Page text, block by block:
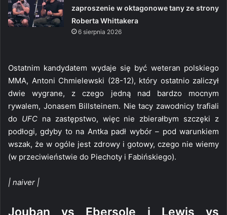
zaproszenie w oktagonowe tany ze strony
Roberta Whittakera
6 sierpnia 2026
Ostatnim kandydatem wydaje się być weteran polskiego
MMA, Antoni Chmielewski (28-12), który ostatnio zaliczył
dwie wygrane, z czego jedną nad bardzo mocnym
rywalem, Jonasem Billsteinem. Nie tacy zawodnicy trafiali
do UFCna zastępstwo, więc nie zbierałbym szczęki z
podłogi, gdyby to na Antka padł wybór – pod warunkiem
wszak, że w ogóle jest zdrowy i gotowy, czego nie wiemy
(w przeciwieństwie do Piechoty i Fabińskiego).
| naiver |
Jouban vs Ebersole i Lewis vs